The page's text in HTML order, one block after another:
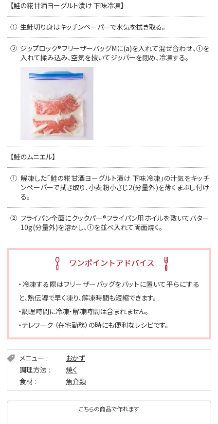
【鮭の糀甘酒ヨーグルト漬け 下味冷凍】
① 生鮭切り身はキッチンペーパーで水気を拭き取る。
② ジップロック®フリーザーバッグMに(a)を入れて混ぜ合わせ、①を
入れて揉み込み、空気を抜いてジッパーを閉め、冷凍する。
【鮭のムニエル】
①解凍した「鮭の糀甘酒ヨーグルト漬け 下味冷凍」の汁気をキッチ
ンペーパーで拭き取り、小麦粉小さじ2(分量外)を薄くまぶし付け
る。
② フライパン全面にクックパー®フライパン用ホイルを敷いてバター
10g(分量外)を溶かし、①を並べ入れて両面焼く。
・冷凍する際はフリーザーバッグをバットに置いて平らにする
と、熱伝導で早く凍り、解凍時間も短縮できます。
・調理時間に冷凍・解凍時間は含まれません。
・テレワーク （在宅勤務）の時にも便利なレシピです。
メニュー
おかず
調理方法
焼く
食材
魚介類
こちらの商品で作れます